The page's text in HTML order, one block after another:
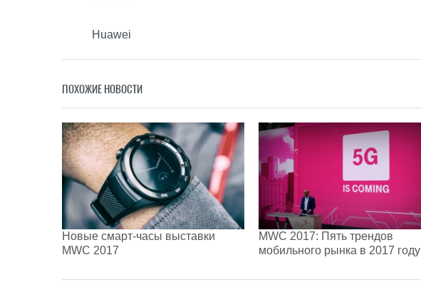
Huawei
ПОХОЖИЕ НОВОСТИ
Новые смарт-часы выставки
MWC 2017
MWC 2017: Пять трендов
мобильного рынка в 2017 году